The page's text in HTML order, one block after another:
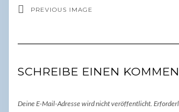
PREVIOUS IMAGE
SCHREIBE EINEN
Deine E-Mail-Adresse wird nicht veröffentlicht.